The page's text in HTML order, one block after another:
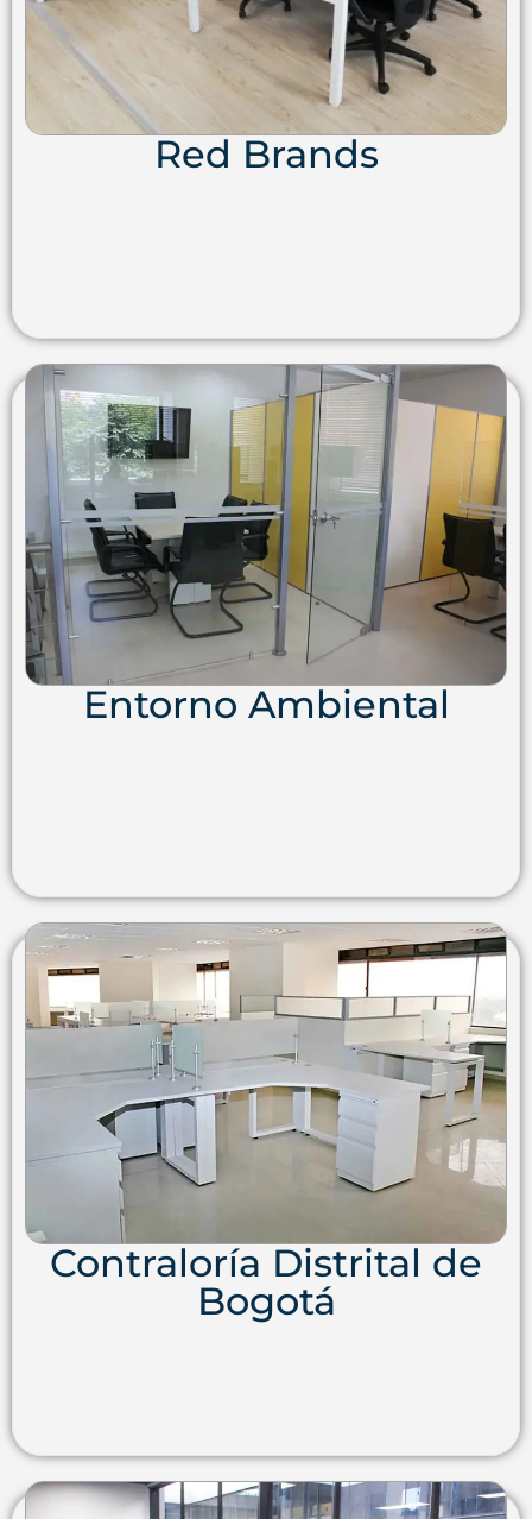
Red Brands
Entorno Ambiental
Contraloría Distrital de
Bogotá